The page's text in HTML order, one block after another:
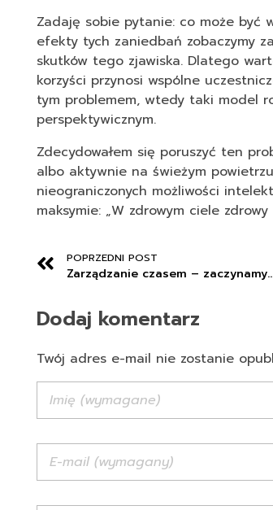
Zadaję sobie pytanie: co może być
efekty tych zaniedbań zobaczymy
skutków tego zjawiska. Dlatego
korzyści przynosi wspólne
tym problemem, wtedy taki model
perspektywicznym.
Zdecydowałem się poruszyć ten
albo aktywnie na świeżym
nieograniczonych możliwości
maksymie: „W zdrowym ciele zdrowy
POPRZEDNI POST
Zarządzanie czasem –
Dodaj komentarz
Twój adres e-mail nie zostanie